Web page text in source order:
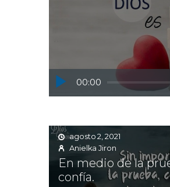
Reproductor
de
00:00
agosto 2, 2021
Anielka Jiron
En medio de la
confía.